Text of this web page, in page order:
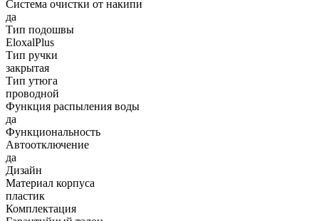
Система очистки от накипи
да
Тип подошвы
EloxalPlus
Тип ручки
закрытая
Тип утюга
проводной
Функция распыления воды
да
Функциональность
Автоотключение
да
Дизайн
Материал корпуса
пластик
Комплектация